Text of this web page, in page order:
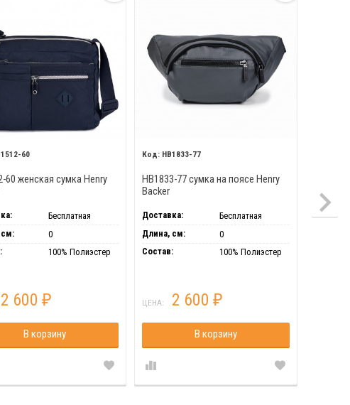
60
60 женская сумка Henry
Бесплатная
0
100% Полиэстер
2 600 ₽
В корзину
HB1833-77
HB1833-77 сумка на поясе Henry
Backer
Доставка:
Бесплатная
Длина, см:
0
Состав:
100% Полиэстер
ЦЕНА: 2 600 ₽
В корзину
Backer